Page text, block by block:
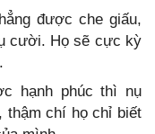
được che giấu,
cười. Họ sẽ cực kỳ
hạnh phúc thì nụ
chí họ chỉ biết